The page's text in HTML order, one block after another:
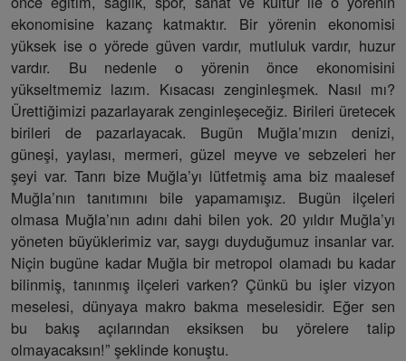
ekonomisine kazanç katmaktır. Bir yörenin ekonomisi
yüksek ise o yörede güven vardır, mutluluk vardır, huzur
vardır. Bu nedenle o yörenin önce ekonomisini
yükseltmemiz lazım. Kısacası zenginleşmek. Nasıl mı?
Ürettiğimizi pazarlayarak zenginleşeceğiz. Birileri üretecek
birileri de pazarlayacak. Bugün Muğla’mızın denizi,
güneşi, yaylası, mermeri, güzel meyve ve sebzeleri her
şeyi var. Tanrı bize Muğla’yı lütfetmiş ama biz maalesef
Muğla’nın tanıtımını bile yapamamışız. Bugün ilçeleri
olmasa Muğla’nın adını dahi bilen yok. 20 yıldır Muğla’yı
yöneten büyüklerimiz var, saygı duyduğumuz insanlar var.
Niçin bugüne kadar Muğla bir metropol olamadı bu kadar
bilinmiş, tanınmış ilçeleri varken? Çünkü bu işler vizyon
meselesi, dünyaya makro bakma meselesidir. Eğer sen
bu bakış açılarından eksiksen bu yörelere talip
olmayacaksın!” şeklinde konuştu.